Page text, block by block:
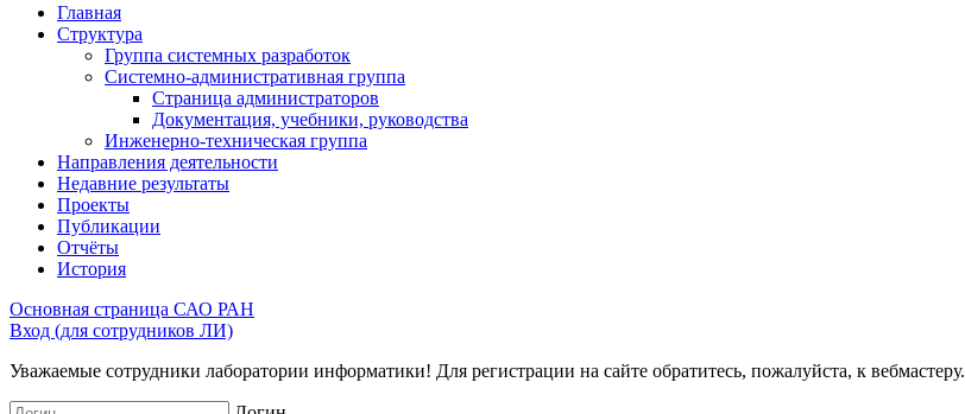
Главная
Структура
Группа системных разработок
Системно-административная группа
Страница администраторов
Документация, учебники, руководства
Инженерно-техническая группа
Направления деятельности
Недавние результаты
Проекты
Публикации
Отчёты
История
Основная страница САО РАН
Вход (для сотрудников ЛИ)
Уважаемые сотрудники лаборатории информатики! Для регистрации на сайте обратитесь, пожалуйста, к вебмастеру.